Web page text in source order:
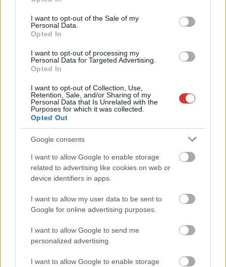
use your data for below specified purposes in below Google
consent section.
I want to opt-out of the Sale of my
Personal Data.
Opted In
I want to opt-out of processing my
Personal Data for Targeted Advertising.
Opted In
I want to opt-out of Collection, Use,
Retention, Sale, and/or Sharing of my
Personal Data that Is Unrelated with the
Purposes for which it was collected.
Opted Out
Google consents
I want to allow Google to enable storage
related to advertising like cookies on web or
device identifiers in apps.
I want to allow my user data to be sent to
Google for online advertising purposes.
I want to allow Google to send me
personalized advertising.
I want to allow Google to enable storage
a kerékpárgyár dolgozóinak megsegítéséről
Rövid idő alatt számos vállalkozás jelezte, hogy segítene
azoknak a munkavállalóknak, akik a tószegi kerékpárgyár
bezárása...